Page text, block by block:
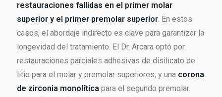
restauraciones fallidas en el primer molar
superior y el primer premolar superior. En estos
casos, el abordaje indirecto es clave para garantizar la
longevidad del tratamiento. El Dr. Arcara optó por
restauraciones parciales adhesivas de disilicato de
litio para el molar y premolar superiores, y una corona
de zirconia monolítica para el segundo premolar.